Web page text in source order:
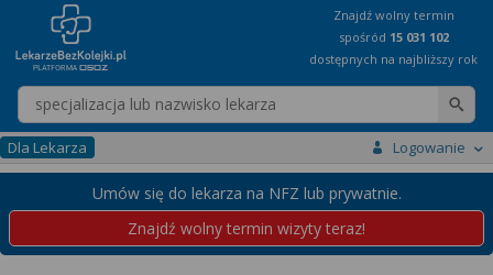
Znajdź wolny termin
spośród 15 031 102
dostępnych na najbliższy rok
Wpisz nazwę lekarza
Dla Lekarza Logowanie
Umów się do lekarza na NFZ lub prywatnie.
Znajdź wolny termin wizyty teraz!